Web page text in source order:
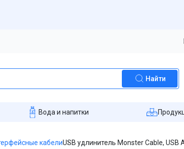
Найти
Вода и напитки
кабелиUSB удлинитель Monster Cable, USB